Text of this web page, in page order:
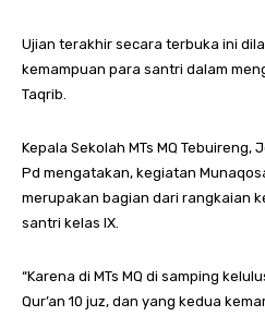
Ujian terakhir secara terbuka ini
kemampuan para santri dalam
Taqrib.
Kepala Sekolah MTs MQ Tebuireng,
Pd mengatakan, kegiatan
merupakan bagian dari rangkaian
santri kelas IX.
“Karena di MTs MQ di samping
Qur’an 10 juz, dan yang kedua